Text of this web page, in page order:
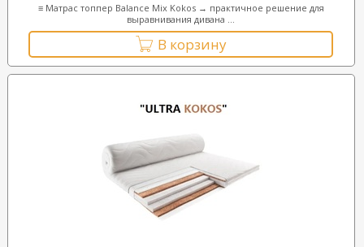
≡ Матрас топпер Balance Mix Kokos → практичное решение для
выравнивания дивана ...
В корзину